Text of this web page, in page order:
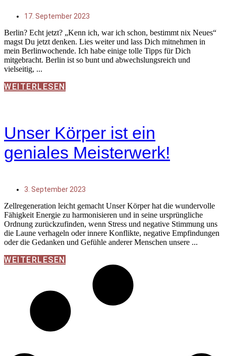
17. September 2023
Berlin? Echt jetzt? „Kenn ich, war ich schon, bestimmt nix Neues“
magst Du jetzt denken. Lies weiter und lass Dich mitnehmen in
mein Berlinwochende. Ich habe einige tolle Tipps für Dich
mitgebracht. Berlin ist so bunt und abwechslungsreich und
vielseitig,
WEITERLESEN
Unser Körper ist ein
geniales Meisterwerk!
3. September 2023
Zellregeneration leicht gemacht Unser Körper hat die wundervolle
Fähigkeit Energie zu harmonisieren und in seine ursprüngliche
Ordnung zurückzufinden, wenn Stress und negative Stimmung uns
die Laune verhageln oder innere Konflikte, negative Empfindungen
oder die Gedanken und Gefühle anderer Menschen unsere
WEITERLESEN